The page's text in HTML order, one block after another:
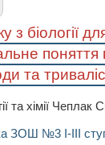
з біології
та
та хімії Чеплак
ЗОШ №3 І-ІІІ